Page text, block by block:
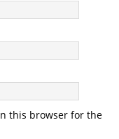
this browser for the